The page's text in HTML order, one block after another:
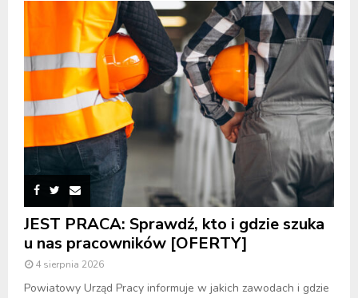
JEST PRACA: Sprawdź, kto i gdzie szuka
u nas pracowników [OFERTY]
4 sierpnia 2026
Powiatowy Urząd Pracy informuje w jakich zawodach i gdzie